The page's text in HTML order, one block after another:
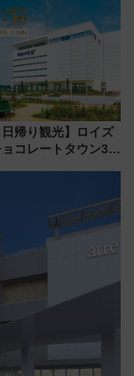
引退
日帰り観光】ロイズ
コレートタウン3周